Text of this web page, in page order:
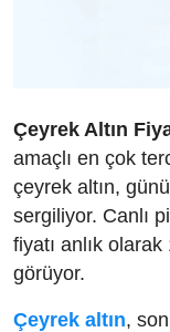
Çeyrek Altın
amaçlı en çok
çeyrek altın,
sergiliyor. Canlı
fiyatı anlık
görüyor.
Çeyrek altın,